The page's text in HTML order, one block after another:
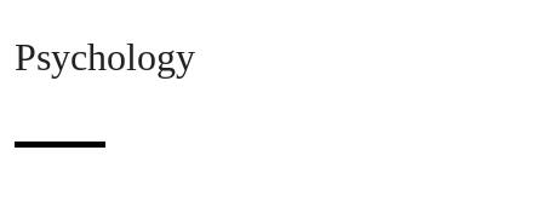
Psychology